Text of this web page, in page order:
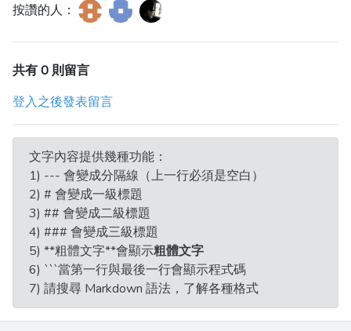
按讚的人：
共有 0 則留言
登入之後發表留言
文字內容提供幾種功能：
1) --- 會變成分隔線（上一行必須是空白）
2) # 會變成一級標題
3) ## 會變成二級標題
4) ### 會變成三級標題
5) **粗體文字**會顯示粗體文字
6) ```當第一行與最後一行會顯示程式碼
7) 請搜尋 Markdown 語法，了解各種格式